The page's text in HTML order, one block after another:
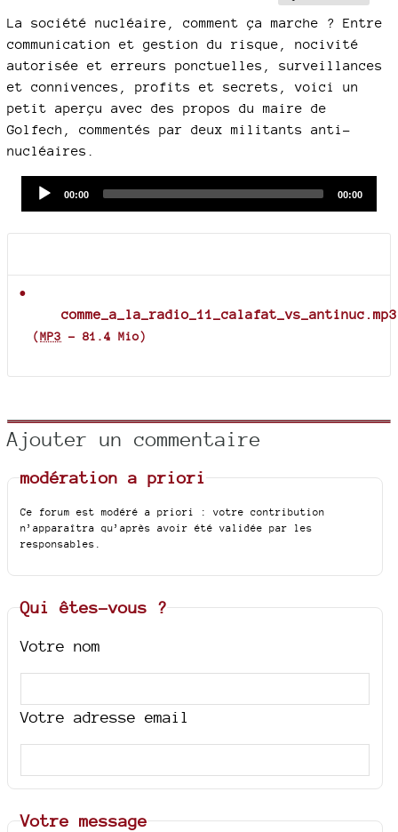
La société nucléaire, comment ça marche ? Entre
communication et gestion du risque, nocivité
autorisée et erreurs ponctuelles, surveillances
et connivences, profits et secrets, voici un
petit aperçu avec des propos du maire de
Golfech, commentés par deux militants anti-
nucléaires.
Current
00:00
Total
00:00
comme_a_la_radio_11_calafat_vs_antinuc.mp3
(MP3 - 81.4 Mio)
Ajouter un commentaire
modération a priori
Ce forum est modéré a priori : votre contribution
n’apparaîtra qu’après avoir été validée par les
responsables.
Qui êtes-vous ?
Votre nom
Votre adresse email
Votre message